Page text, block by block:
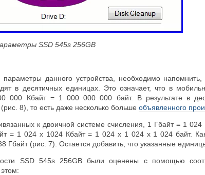
SSD 545s 256GB
данного устройства, необходимо
в десятичных единицах. Это означает, что в
Кбайт = 1 000 000 000 байт. В результате в
8), то есть даже несколько большеобъявленного
к двоичной системе счисления, 1 Гбайт = 1
= 1 024 x 1024 Кбайт = 1 024 x 1 024 x 1 024 байт. Как
Гбайт (рис. 7). Остается добавить, что указанные
SSD 545s 256GB были оценены с помощью